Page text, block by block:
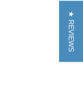
★ REVIEWS